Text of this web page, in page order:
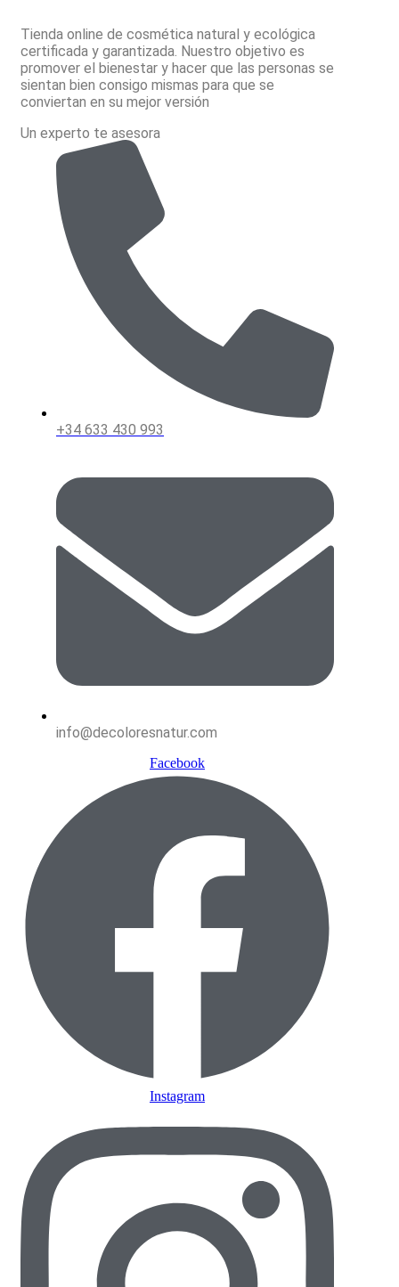
Tienda online de cosmética natural y ecológica
certificada y garantizada. Nuestro objetivo es
promover el bienestar y hacer que las personas se
sientan bien consigo mismas para que se
conviertan en su mejor versión
Un experto te asesora
+34 633 430 993
info@decoloresnatur.com
Facebook
Instagram